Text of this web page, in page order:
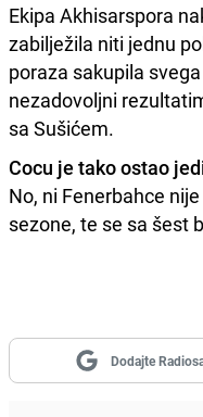
Ekipa Akhisarspora
zabilježila niti jednu
poraza sakupila
nezadovoljni
sa Sušićem.
Cocu je tako ostao
No, ni Fenerbahce
sezone, te se sa šest
Dodajte